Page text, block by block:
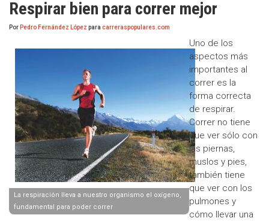
Respirar bien para correr mejor
Por Pedro Fernández López para carreraspopulares.com
La respiración lleva a nuestro organismo el oxígeno,
fundamental para poder correr
Uno de los
aspectos más
importantes al
correr es la
forma correcta
de respirar.
Correr no tiene
que ver sólo con
las piernas,
muslos y pies,
también tiene
que ver con los
pulmones y
cómo llevar una